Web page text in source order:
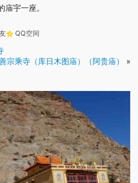
宇一座。
QQ空间
宗乘寺（库日木图庙）（阿贵庙）
»